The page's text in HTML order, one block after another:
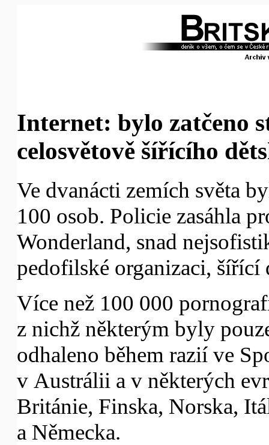
Internet: bylo zatčeno
celosvětově šířícího
Ve dvanácti zemích světa
100 osob. Policie zasáhla
Wonderland, snad
pedofilské organizaci,
Více než 100 000
z nichž některým byly
odhaleno během razií ve
v Austrálii a v některých
Británie, Finska, Norska,
a Německa.